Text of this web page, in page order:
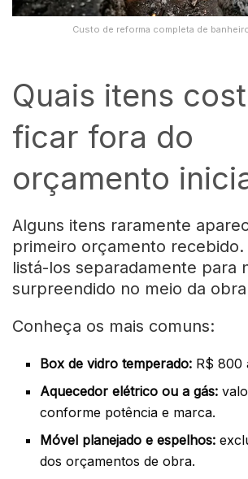
Custo de reforma completa de
Quais itens
ficar fora do
orçamento
Alguns itens raramente
primeiro orçamento
listá-los separadamente para
surpreendido no meio da
Conheça os mais comuns:
Box de vidro temperado: R$ 800
Aquecedor elétrico ou a gás:
conforme potência e marca.
Móvel planejado e espelhos:
dos orçamentos de obra.